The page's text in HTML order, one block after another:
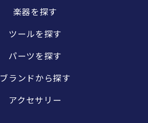
楽器を探す
ツールを探す
パーツを探す
ブランドから探す
アクセサリー